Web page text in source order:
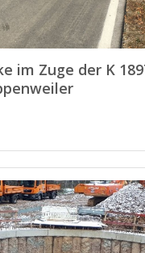
im Zuge der K